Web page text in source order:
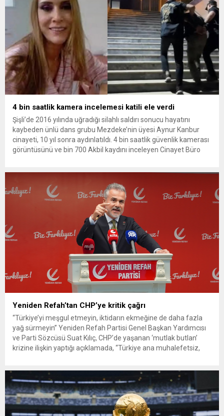
4 bin saatlik kamera incelemesi katili ele verdi
Şişli’de 2016 yılında uğradığı silahlı saldırı sonucu hayatını
kaybeden ünlü dans grubu Mezdeke’nin üyesi Aynur Kanbur
cinayeti, 10 yıl sonra aydınlatıldı. 4 bin saatlik güvenlik kamerası
görüntüsünü ve bin 700 Akbil kaydını inceleyen Cinayet Büro
Yeniden Refah’tan CHP’ye kritik çağrı
“Türkiye’yi meşgul etmeyin, iktidarın ekmeğine de daha fazla
yağ sürmeyin” Yeniden Refah Partisi Genel Başkan Yardımcısı
ve Parti Sözcüsü Suat Kılıç, CHP’de yaşanan ‘mutlak butlan’
krizine ilişkin yaptığı açıklamada, “Türkiye ana muhalefetsiz,
olun. Türkiye’yi...